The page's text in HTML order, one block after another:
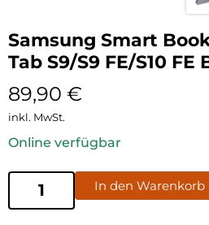
Samsung Smart
Tab S9/S9 FE/S10 FE
89,90 €
inkl. MwSt.
Online verfügbar
In den Warenkorb